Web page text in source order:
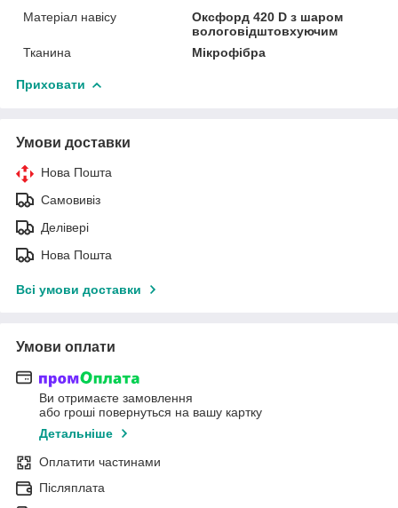
Матеріал навісу
Оксфорд 420 D з шаром
вологовідштовхуючим
Тканина
Мікрофібра
Приховати
Умови доставки
Нова Пошта
Самовивіз
Делівері
Нова Пошта
Всі умови доставки
Умови оплати
Ви отримаєте замовлення
або гроші повернуться на вашу картку
Детальніше
Оплатити частинами
Післяплата